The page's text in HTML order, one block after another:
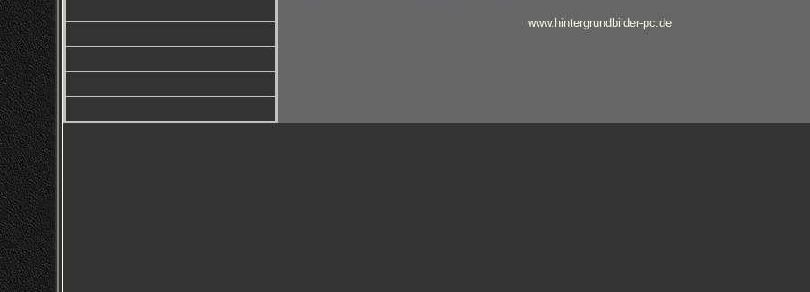
www.hintergrundbilder-pc.de